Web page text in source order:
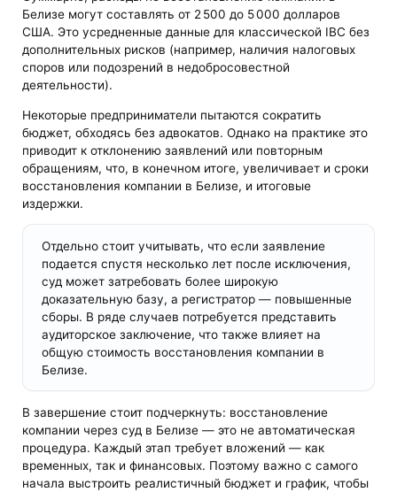
Белизе могут составлять от 2 500 до 5 000 долларов
США. Это усредненные данные для классической IBC без
дополнительных рисков (например, наличия налоговых
споров или подозрений в недобросовестной
деятельности).
Некоторые предприниматели пытаются сократить
бюджет, обходясь без адвокатов. Однако на практике это
приводит к отклонению заявлений или повторным
обращениям, что, в конечном итоге, увеличивает и сроки
восстановления компании в Белизе, и итоговые
издержки.
Отдельно стоит учитывать, что если заявление
подается спустя несколько лет после исключения,
суд может затребовать более широкую
доказательную базу, а регистратор — повышенные
сборы. В ряде случаев потребуется представить
аудиторское заключение, что также влияет на
общую стоимость восстановления компании в
Белизе.
В завершение стоит подчеркнуть: восстановление
компании через суд в Белизе — это не автоматическая
процедура. Каждый этап требует вложений — как
временных, так и финансовых. Поэтому важно с самого
начала выстроить реалистичный бюджет и график, чтобы